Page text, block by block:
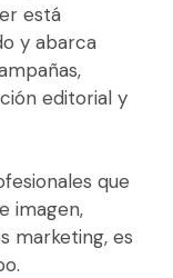
está
y abarca
editorial y
que
imagen,
marketing, es